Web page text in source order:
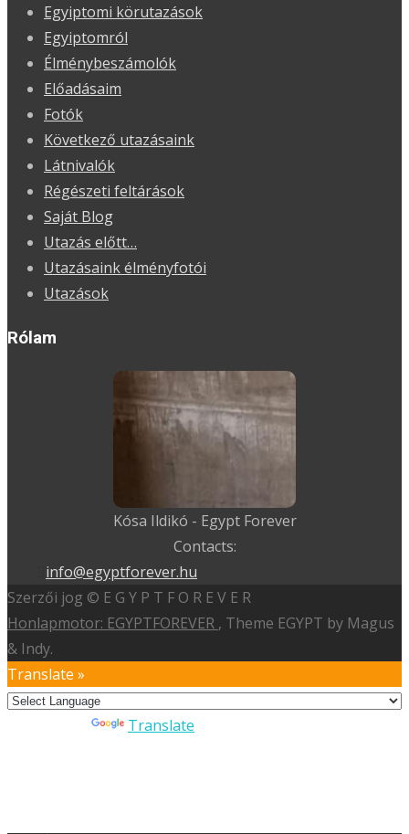
Egyiptomi körutazások
Egyiptomról
Élménybeszámolók
Előadásaim
Fotók
Következő utazásaink
Látnivalók
Régészeti feltárások
Saját Blog
Utazás előtt…
Utazásaink élményfotói
Utazások
Rólam
Kósa Ildikó - Egypt Forever
Contacts:
info@egyptforever.hu
Szerzői jog © E G Y P T F O R E V E R
Honlapmotor: EGYPTFOREVER , Theme EGYPT by Magus
& Indy.
Translate »
Translate